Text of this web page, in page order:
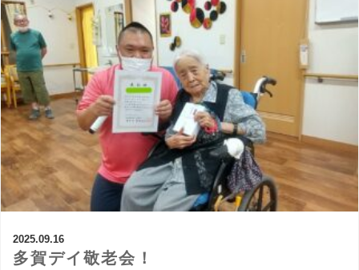
2025.09.16
多賀デイ敬老会！